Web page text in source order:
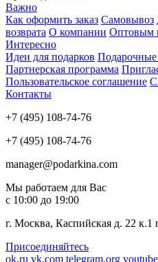
Важно
Как оформить заказ Самовывоз
возврата О компании Оптовым
Интересно
Идеи для подарков
Партнерская программа
Пользовательское соглашение
Контакты
+7 (495) 108-74-76
+7 (495) 108-74-76
manager@podarkina.com
Мы работаем для Вас
с 10:00 до 19:00
г. Москва, Каспийская д. 22 к.1
Присоединяйтесь
ok.ru vk.com telegram.org